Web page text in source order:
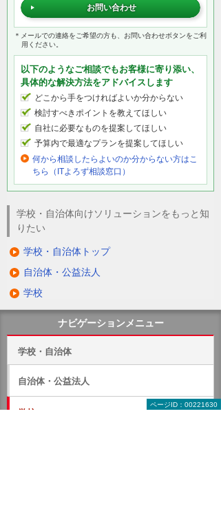
お問い合わせ
＊メールでの連絡をご希望の方も、お問い合わせボタンをご利
用ください。
以下のようなご相談でもお客様に寄り添い、
具体的な解決方法をアドバイスします
どこから手をつければよいか分からない
検討すべきポイントを教えてほしい
自社に必要なものを提案してほしい
予算内で最適なプランを提案してほしい
何から相談したらよいのか分からない方はこ
ちら（ITよろず相談窓口）
学校・自治体向けソリューションをもっと知
りたい
学校・自治体トップ
自治体・公益法人
学校
ページID：00221630
ナビゲーションメニュー
学校・自治体
自治体・公益法人
学校